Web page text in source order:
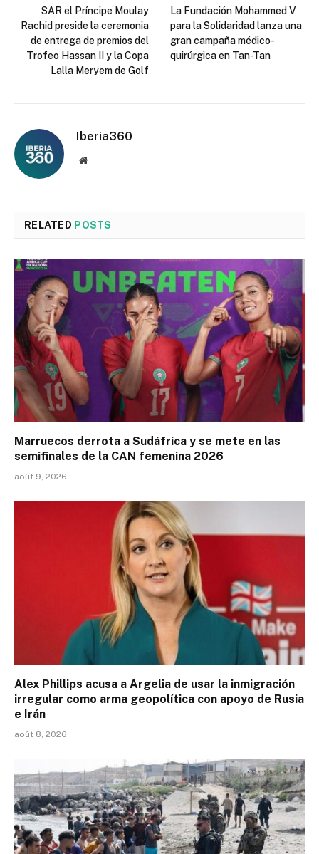
SAR el Príncipe Moulay
Rachid preside la ceremonia
de entrega de premios del
Trofeo Hassan II y la Copa
Lalla Meryem de Golf
La Fundación Mohammed V
para la Solidaridad lanza una
gran campaña médico-
quirúrgica en Tan-Tan
Iberia360
Website
RELATED POSTS
Marruecos derrota a Sudáfrica y se mete en las
semifinales de la CAN femenina 2026
août 9, 2026
Alex Phillips acusa a Argelia de usar la inmigración
irregular como arma geopolítica con apoyo de Rusia
e Irán
août 8, 2026